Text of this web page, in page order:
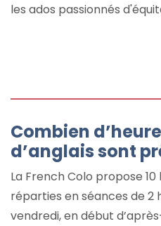
les ados passionnés
Combien
d’anglais sont
La French Colo propose
réparties en séances de 2
vendredi, en début